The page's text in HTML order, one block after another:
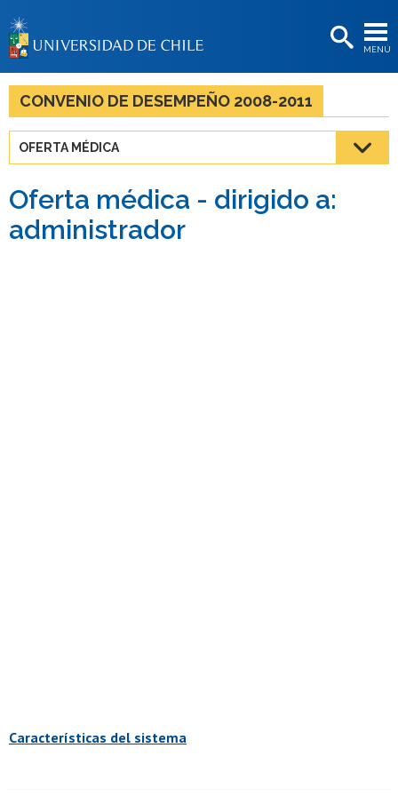
MENÚ
BIBLIOTECAS
LA UNIVERSIDAD
Estudiantes
Académicas/os
Funcionarias/os
CONVENIO DE DESEMPEÑO 2008-2011
OFERTA MÉDICA
Oferta médica - dirigido a:
administrador
Características del sistema